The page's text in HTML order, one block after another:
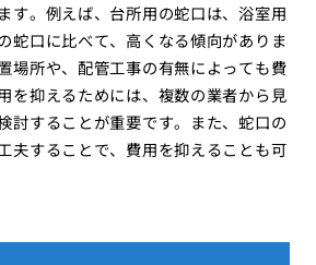
す。例えば、台所用の蛇口は、浴室用
蛇口に比べて、高くなる傾向がありま
場所や、配管工事の有無によっても費
を抑えるためには、複数の業者から見
討することが重要です。また、蛇口の
夫することで、費用を抑えることも可